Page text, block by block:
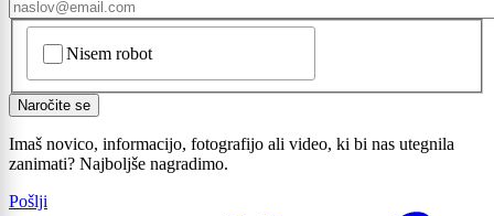
Nisem robot
Naročite se
Imaš novico, informacijo, fotografijo ali video, ki bi nas utegnila
zanimati? Najboljše nagradimo.
Pošlji